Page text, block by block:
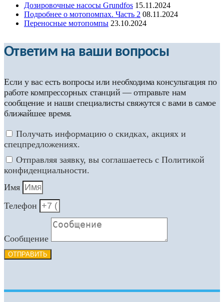
Дозировочные насосы Grundfos 15.11.2024
Подробнее о мотопомпах. Часть 2 08.11.2024
Переносные мотопомпы 23.10.2024
Ответим на ваши вопросы
Если у вас есть вопросы или необходима консультация по
работе компрессорных станций — отправьте нам
сообщение и наши специалисты свяжутся с вами в самое
ближайшее время.
Получать информацию о скидках, акциях и
спецпредложениях.
Отправляя заявку, вы соглашаетесь с Политикой
конфиденциальности.
Имя
Телефон
Сообщение
ОТПРАВИТЬ